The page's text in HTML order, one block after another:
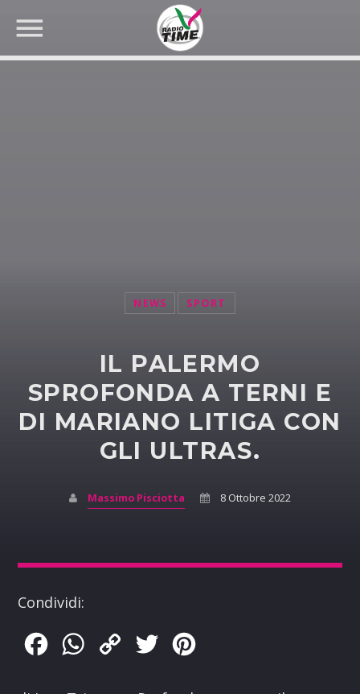
NEWS SPORT
IL PALERMO
SPROFONDA A TERNI E
DI MARIANO LITIGA CON
GLI ULTRAS.
Massimo Pisciotta 8 Ottobre 2022
Condividi:
FacebookWhatsApp
Copy
Twitter